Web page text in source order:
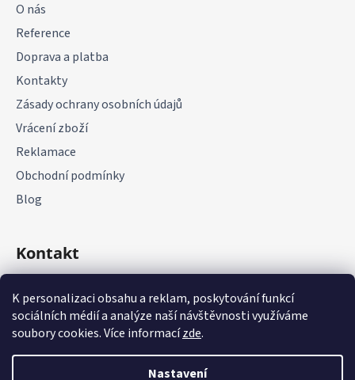
K personalizaci obsahu a reklam, poskytování funkcí
sociálních médií a analýze naší návštěvnosti využíváme
soubory cookies. Více informacízde.
Nastavení
O nás
Reference
Doprava a platba
Kontakty
Zásady ochrany osobních údajů
Vrácení zboží
Reklamace
Obchodní podmínky
Blog
Kontakt
+420 775 177 085